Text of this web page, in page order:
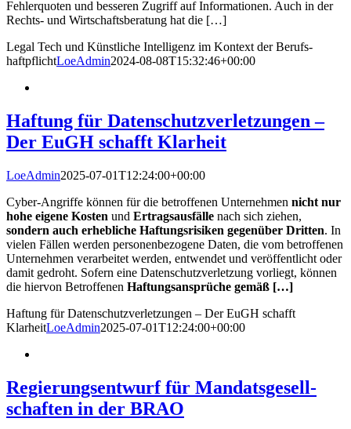
Fehlerquoten und besseren Zugriff auf Informationen. Auch in der
Rechts- und Wirtschaftsberatung hat die […]
Legal Tech und Künst­liche Intelligenz im Kontext der Berufs­
haftpflichtLoeAdmin2024-08-08T15:32:46+00:00
Haftung für Daten­schutz­verletzungen –
Der EuGH schafft Klarheit
LoeAdmin2025-07-01T12:24:00+00:00
Cyber-Angriffe können für die betroffenen Unternehmen nicht nur
hohe eigene Kosten und Ertragsausfälle nach sich ziehen,
sondern auch erhebliche Haftungsrisiken gegenüber Dritten. In
vielen Fällen werden personenbezogene Daten, die vom betroffenen
Unternehmen verarbeitet werden, entwendet und veröffentlicht oder
damit gedroht. Sofern eine Datenschutzverletzung vorliegt, können
die hiervon Betroffenen Haftungsansprüche gemäß […]
Haftung für Daten­schutz­verletzungen – Der EuGH schafft
KlarheitLoeAdmin2025-07-01T12:24:00+00:00
Regier­ungs­ent­wurf für Mandats­gesell­
schaf­ten in der BRAO